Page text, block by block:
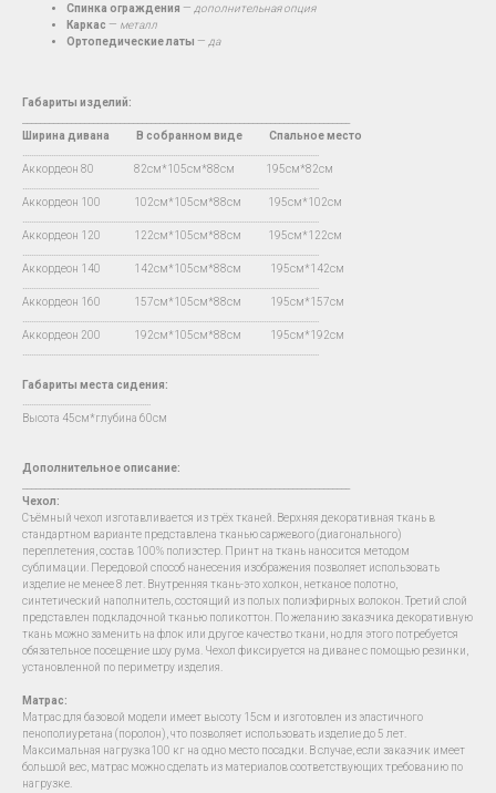
Спинка ограждения — дополнительная опция
Каркас — металл
Ортопедические латы — да
Габариты изделий:
Ширина дивана
В собранном виде Спальное место
Аккордеон 80 82см*105см*88см 195см*82см
Аккордеон 100 102см*105см*88см 195см*102см
Аккордеон 120 122см*105см*88см 195см*122см
Аккордеон 140 142см*105см*88см 195см*142см
Аккордеон 160 157см*105см*88см 195см*157см
Аккордеон 200 192см*105см*88см 195см*192см
Габариты места сидения:
Высота 45см*глубина 60см
Дополнительное описание:
Чехол:
Съёмный чехол изготавливается из трёх тканей. Верхняя декоративная ткань в
стандартном варианте представлена тканью саржевого (диагонального)
переплетения, состав 100% полиэстер. Принт на ткань наносится методом
сублимации. Передовой способ нанесения изображения позволяет использовать
изделие не менее 8 лет. Внутренняя ткань-это холкон, нетканое полотно,
синтетический наполнитель, состоящий из полых полиэфирных волокон. Третий слой
представлен подкладочной тканью поликоттон. По желанию заказчика декоративную
ткань можно заменить на флок или другое качество ткани, но для этого потребуется
обязательное посещение шоу рума. Чехол фиксируется на диване с помощью резинки,
установленной по периметру изделия.
Матрас:
Матрас для базовой модели имеет высоту 15см и изготовлен из эластичного
пенополиуретана (поролон), что позволяет использовать изделие до 5 лет.
Максимальная нагрузка100 кг на одно место посадки. В случае, если заказчик имеет
большой вес, матрас можно сделать из материалов соответствующих требованию по
нагрузке.